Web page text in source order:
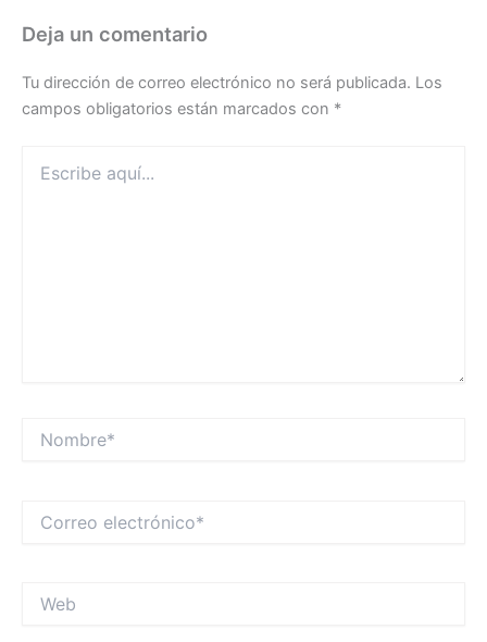
Deja un comentario
Tu dirección de correo electrónico no será publicada. Los
campos obligatorios están marcados con *
aquí...
electrónico*